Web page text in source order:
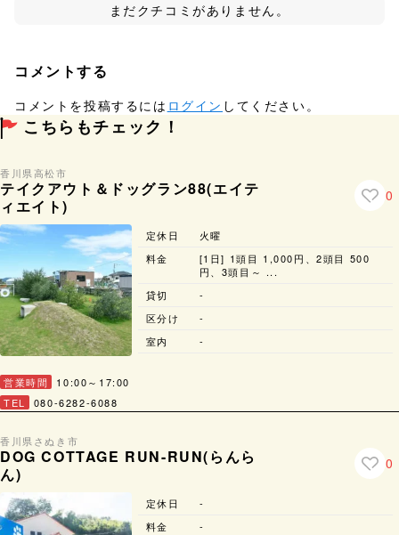
まだクチコミがありません。
コメントする
コメントを投稿するには ログイン してください。
こちらもチェック！
香川県 高松市
テイクアウト＆ドッグラン88(エイテ
ィエイト)
0
営業時間
10:00～17:00
TEL
080-6282-6088
定休日
火曜
料金
[1日] 1頭目 1,000円、2頭目 500
円、3頭目～ ...
貸切
-
区分け
-
室内
-
香川県 さぬき市
DOG COTTAGE RUN-RUN(らんら
ん)
0
定休日
-
料金
-